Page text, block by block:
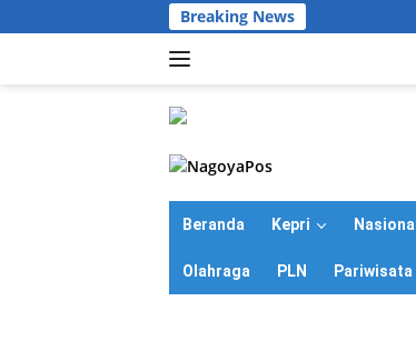
ke
Breaking News
Beranda Kepri Nasional
Olahraga PLN Pariwisata